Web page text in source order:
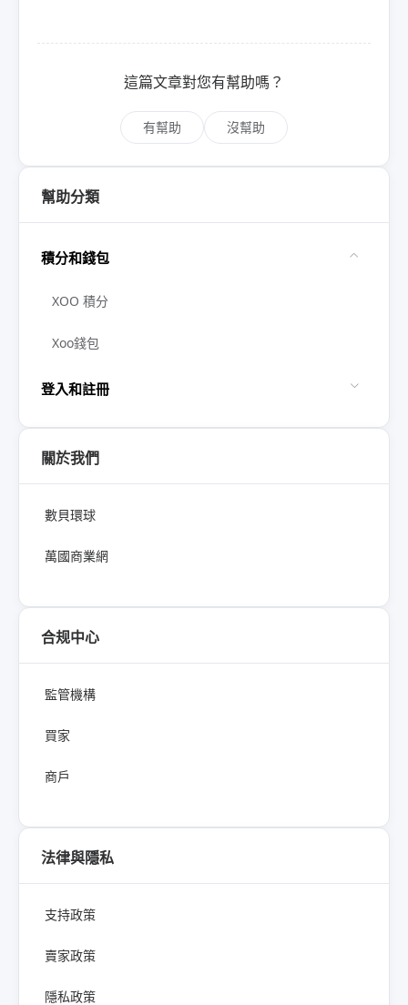
幫助分類
積分和錢包
XOO 積分
Xoo錢包
登入和註冊
關於我們
數貝環球
萬國商業網
合规中心
監管機構
買家
商戶
法律與隱私
支持政策
賣家政策
隱私政策
這篇文章對您有幫助嗎？
有幫助 沒幫助